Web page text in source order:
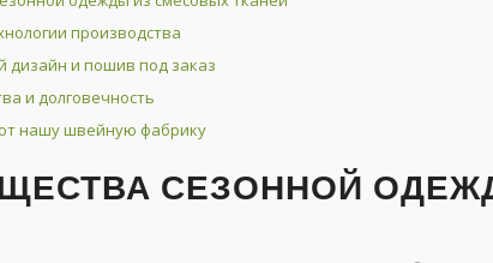
производства
дизайн и пошив под заказ
и долговечность
нашу швейную фабрику
СЕЗОННОЙ